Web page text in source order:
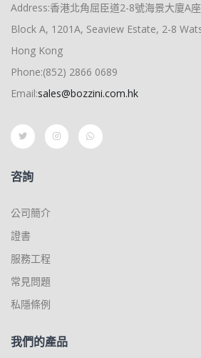
Address:香港北角屈臣道2-8號海景大廈A
Block A, 1201A, Seaview Estate, 2-8
Hong Kong
Phone:(852) 2866 0689
Email:sales@bozzini.com.hk
咨詢
公司簡介
證書
服務工程
常見問題
私隱條例
我們的產品